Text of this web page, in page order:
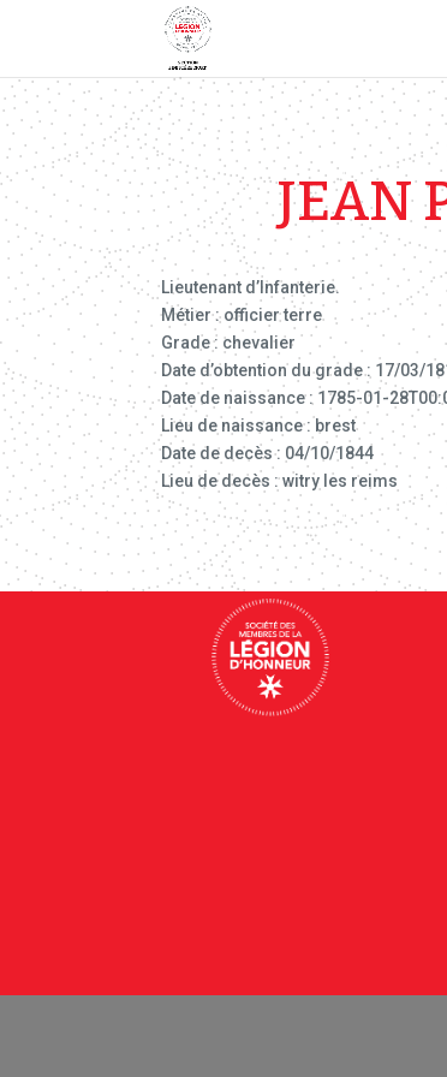
JEAN
Lieutenant d’Infanterie.
Métier : officier terre
Grade : chevalier
Date d’obtention du grade : 17/03/
Date de naissance : 1785-01-
Lieu de naissance : brest
Date de decès : 04/10/1844
Lieu de decès : witry les reims